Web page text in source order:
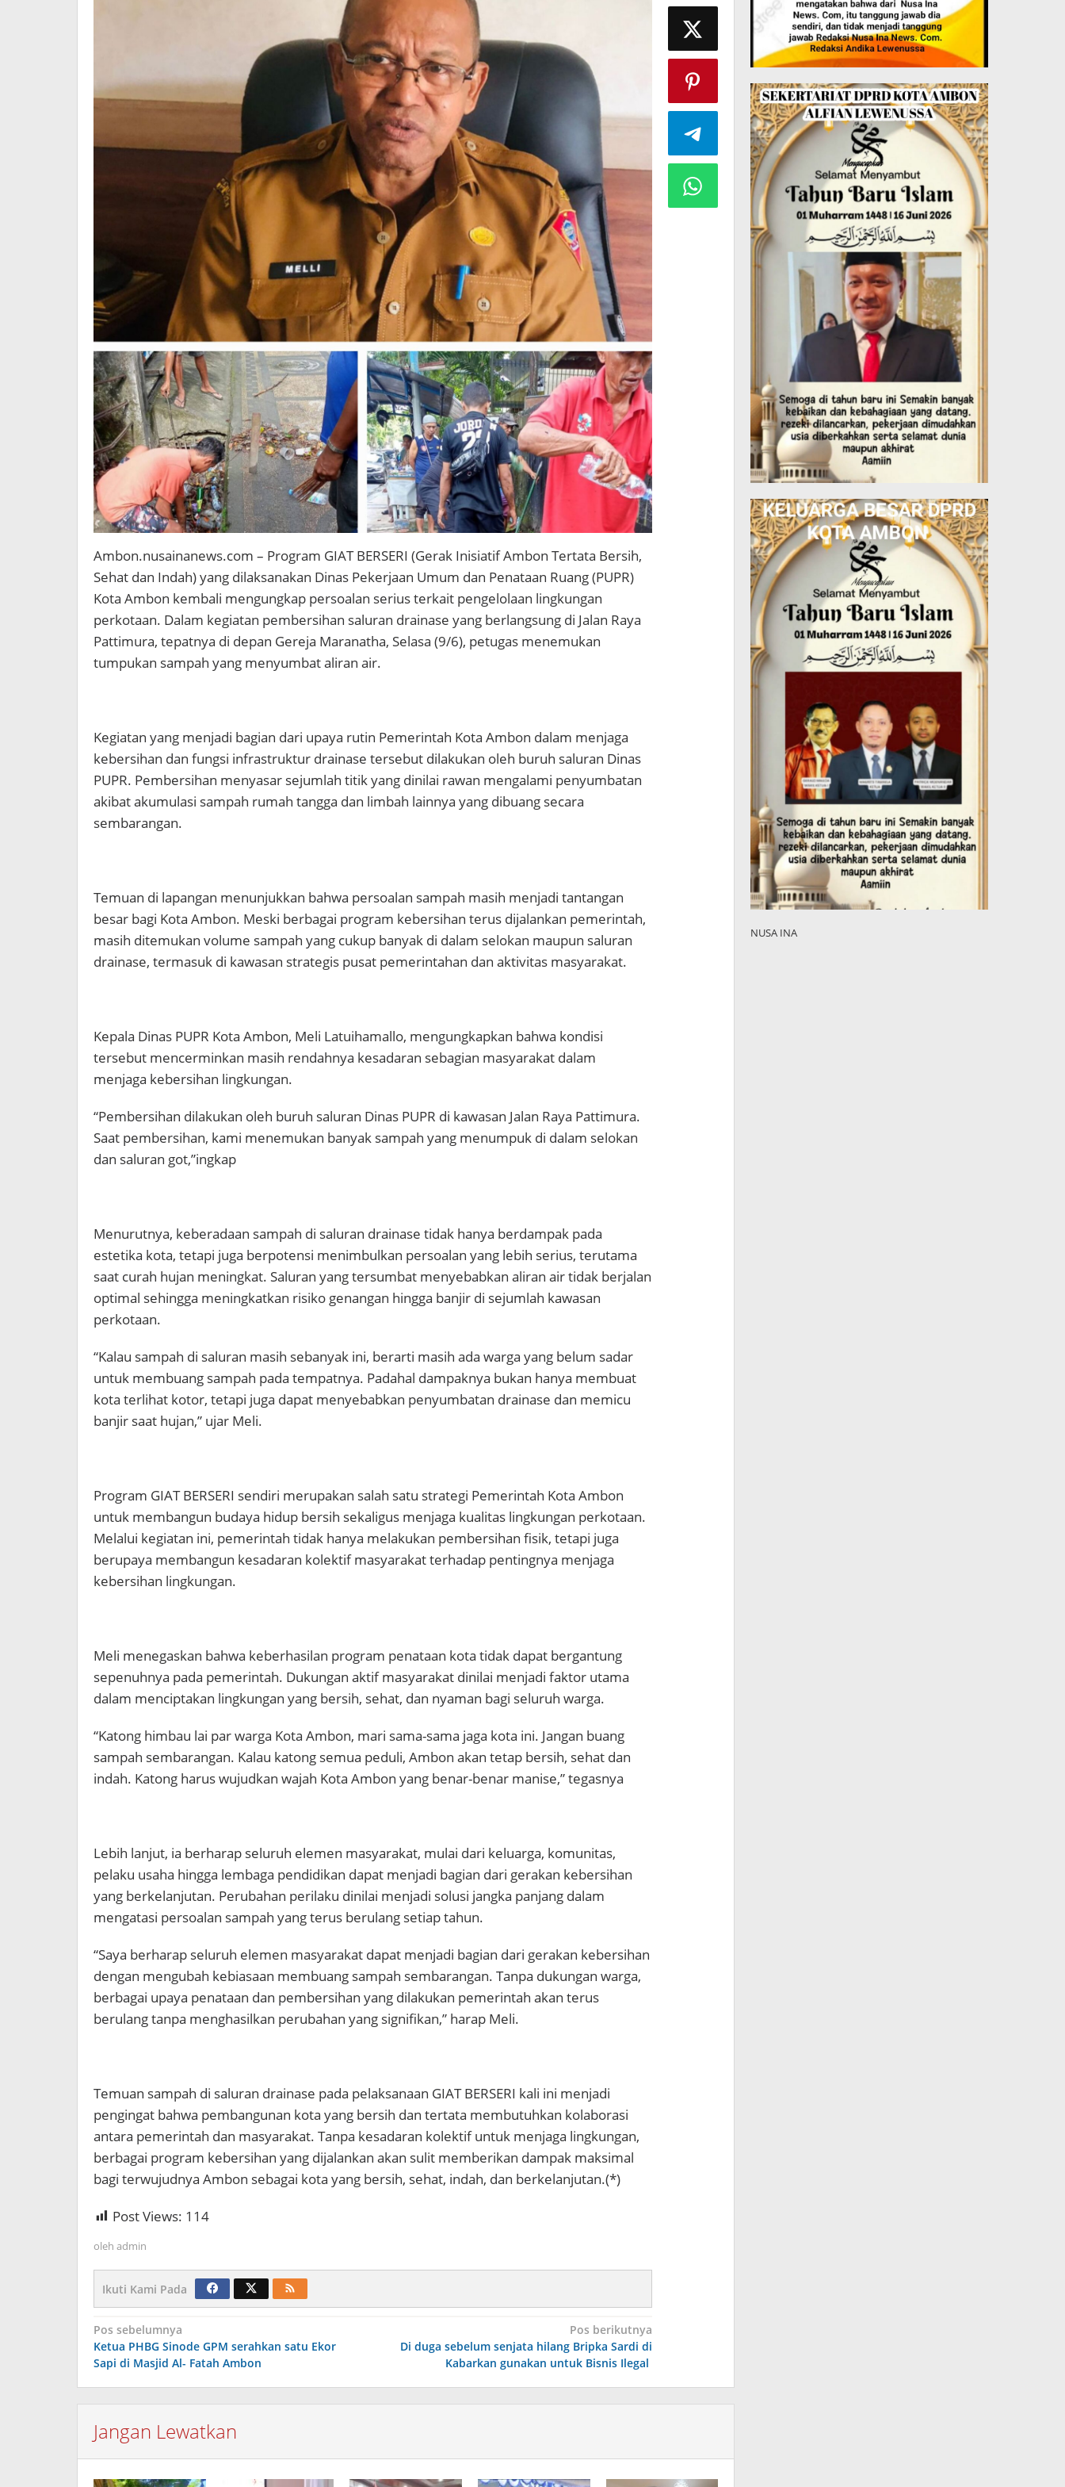
Ambon.nusainanews.com – Program GIAT BERSERI (Gerak Inisiatif Ambon Tertata Bersih,
Sehat dan Indah) yang dilaksanakan Dinas Pekerjaan Umum dan Penataan Ruang (PUPR)
Kota Ambon kembali mengungkap persoalan serius terkait pengelolaan lingkungan
perkotaan. Dalam kegiatan pembersihan saluran drainase yang berlangsung di Jalan Raya
Pattimura, tepatnya di depan Gereja Maranatha, Selasa (9/6), petugas menemukan
tumpukan sampah yang menyumbat aliran air.
Kegiatan yang menjadi bagian dari upaya rutin Pemerintah Kota Ambon dalam menjaga
kebersihan dan fungsi infrastruktur drainase tersebut dilakukan oleh buruh saluran Dinas
PUPR. Pembersihan menyasar sejumlah titik yang dinilai rawan mengalami penyumbatan
akibat akumulasi sampah rumah tangga dan limbah lainnya yang dibuang secara
sembarangan.
Temuan di lapangan menunjukkan bahwa persoalan sampah masih menjadi tantangan
besar bagi Kota Ambon. Meski berbagai program kebersihan terus dijalankan pemerintah,
masih ditemukan volume sampah yang cukup banyak di dalam selokan maupun saluran
drainase, termasuk di kawasan strategis pusat pemerintahan dan aktivitas masyarakat.
Kepala Dinas PUPR Kota Ambon, Meli Latuihamallo, mengungkapkan bahwa kondisi
tersebut mencerminkan masih rendahnya kesadaran sebagian masyarakat dalam
menjaga kebersihan lingkungan.
“Pembersihan dilakukan oleh buruh saluran Dinas PUPR di kawasan Jalan Raya Pattimura.
Saat pembersihan, kami menemukan banyak sampah yang menumpuk di dalam selokan
dan saluran got,”ingkap
Menurutnya, keberadaan sampah di saluran drainase tidak hanya berdampak pada
estetika kota, tetapi juga berpotensi menimbulkan persoalan yang lebih serius, terutama
saat curah hujan meningkat. Saluran yang tersumbat menyebabkan aliran air tidak berjalan
optimal sehingga meningkatkan risiko genangan hingga banjir di sejumlah kawasan
perkotaan.
“Kalau sampah di saluran masih sebanyak ini, berarti masih ada warga yang belum sadar
untuk membuang sampah pada tempatnya. Padahal dampaknya bukan hanya membuat
kota terlihat kotor, tetapi juga dapat menyebabkan penyumbatan drainase dan memicu
banjir saat hujan,” ujar Meli.
Program GIAT BERSERI sendiri merupakan salah satu strategi Pemerintah Kota Ambon
untuk membangun budaya hidup bersih sekaligus menjaga kualitas lingkungan perkotaan.
Melalui kegiatan ini, pemerintah tidak hanya melakukan pembersihan fisik, tetapi juga
berupaya membangun kesadaran kolektif masyarakat terhadap pentingnya menjaga
kebersihan lingkungan.
Meli menegaskan bahwa keberhasilan program penataan kota tidak dapat bergantung
sepenuhnya pada pemerintah. Dukungan aktif masyarakat dinilai menjadi faktor utama
dalam menciptakan lingkungan yang bersih, sehat, dan nyaman bagi seluruh warga.
“Katong himbau lai par warga Kota Ambon, mari sama-sama jaga kota ini. Jangan buang
sampah sembarangan. Kalau katong semua peduli, Ambon akan tetap bersih, sehat dan
indah. Katong harus wujudkan wajah Kota Ambon yang benar-benar manise,” tegasnya
Lebih lanjut, ia berharap seluruh elemen masyarakat, mulai dari keluarga, komunitas,
pelaku usaha hingga lembaga pendidikan dapat menjadi bagian dari gerakan kebersihan
yang berkelanjutan. Perubahan perilaku dinilai menjadi solusi jangka panjang dalam
mengatasi persoalan sampah yang terus berulang setiap tahun.
“Saya berharap seluruh elemen masyarakat dapat menjadi bagian dari gerakan kebersihan
dengan mengubah kebiasaan membuang sampah sembarangan. Tanpa dukungan warga,
berbagai upaya penataan dan pembersihan yang dilakukan pemerintah akan terus
berulang tanpa menghasilkan perubahan yang signifikan,” harap Meli.
Temuan sampah di saluran drainase pada pelaksanaan GIAT BERSERI kali ini menjadi
pengingat bahwa pembangunan kota yang bersih dan tertata membutuhkan kolaborasi
antara pemerintah dan masyarakat. Tanpa kesadaran kolektif untuk menjaga lingkungan,
berbagai program kebersihan yang dijalankan akan sulit memberikan dampak maksimal
bagi terwujudnya Ambon sebagai kota yang bersih, sehat, indah, dan berkelanjutan.(*)
Post Views: 114
oleh admin
Ikuti Kami Pada
Navigasi
pos
Pos sebelumnya
Ketua PHBG Sinode GPM serahkan satu Ekor
Sapi di Masjid Al- Fatah Ambon
Pos berikutnya
Di duga sebelum senjata hilang Bripka Sardi di
Kabarkan gunakan untuk Bisnis Ilegal
Jangan Lewatkan
NUSA INA